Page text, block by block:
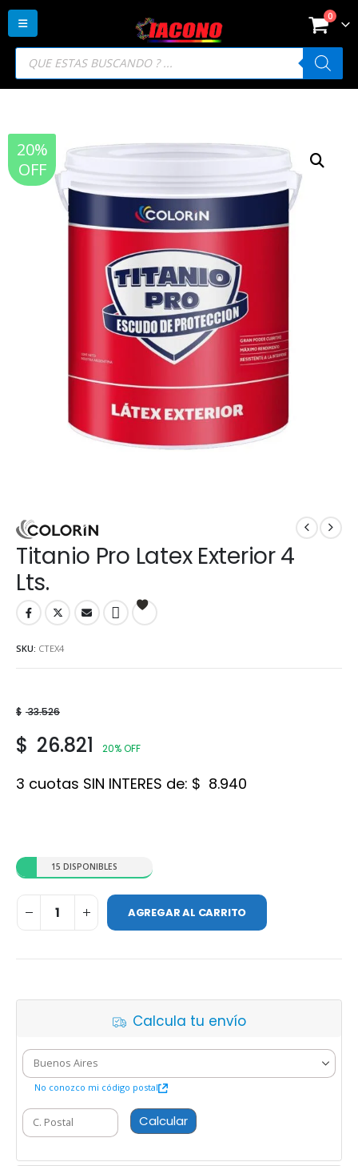
Búsqueda
productos
0
20%
OFF
Titanio Pro Latex Exterior 4
Lts.
SKU: CTEX4
$ 33.526
$ 26.821 20% OFF
3 cuotas SIN INTERES de: $ 8.940
15 DISPONIBLES
AGREGAR AL CARRITO
Calcula tu envío
No conozco mi código postal
Calcular